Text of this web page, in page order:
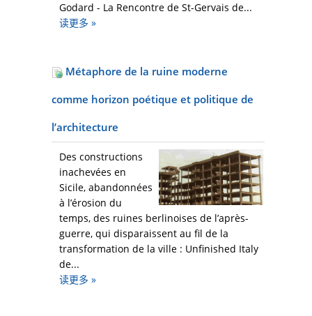
Godard - La Rencontre de St-Gervais de...
读更多 »
Métaphore de la ruine moderne
comme horizon poétique et politique de
l’architecture
Des constructions
inachevées en
Sicile, abandonnées
à l’érosion du
temps, des ruines berlinoises de l’après-
guerre, qui disparaissent au fil de la
transformation de la ville : Unfinished Italy
de...
读更多 »